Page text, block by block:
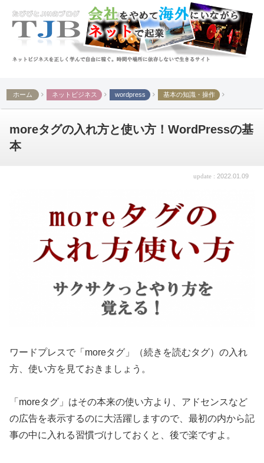
ホーム ネットビジネス wordpress 基本の知識・操作
moreタグの入れ方と使い方！WordPressの基
本
2022.01.09
ワードプレスで「moreタグ」（続きを読むタグ）の入れ
方、使い方を見ておきましょう。
「moreタグ」はその本来の使い方より、アドセンスなど
の広告を表示するのに大活躍しますので、最初の内から記
事の中に入れる習慣づけしておくと、後で楽ですよ。